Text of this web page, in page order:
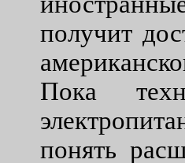
получит
Пока
понять